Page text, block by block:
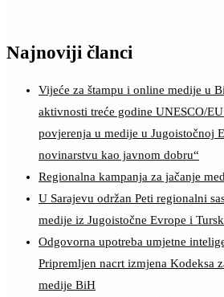
Najnoviji članci
Vijeće za štampu i online medije u
aktivnosti treće godine UNESCO/
povjerenja u medije u Jugoistočnoj
novinarstvu kao javnom dobru“
Regionalna kampanja za jačanje
U Sarajevu održan Peti regionalni
medije iz Jugoistočne Evrope i
Odgovorna upotreba umjetne
Pripremljen nacrt izmjena Kodeksa
medije BiH